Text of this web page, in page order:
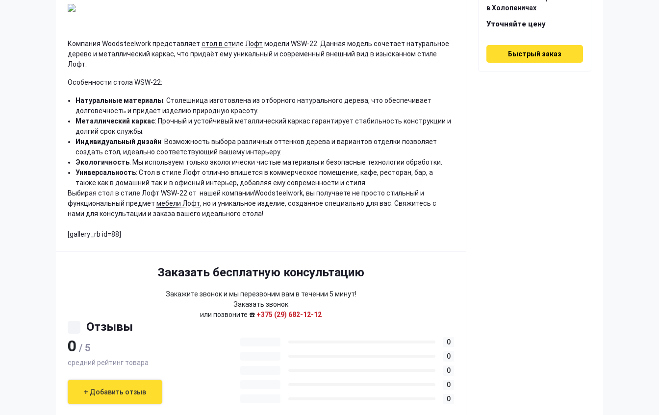
Компания Woodsteelwork представляет стол в стиле Лофт модели WSW-22. Данная модель сочетает натуральное
дерево и металлический каркас, что придаёт ему уникальный и современный внешний вид в изысканном стиле
Лофт.
Особенности стола WSW-22:
Натуральные материалы: Столешница изготовлена из отборного натурального дерева, что обеспечивает
долговечность и придаёт изделию природную красоту.
Металлический каркас: Прочный и устойчивый металлический каркас гарантирует стабильность конструкции и
долгий срок службы.
Индивидуальный дизайн: Возможность выбора различных оттенков дерева и вариантов отделки позволяет
создать стол, идеально соответствующий вашему интерьеру.
Экологичность: Мы используем только экологически чистые материалы и безопасные технологии обработки.
Универсальность: Стол в стиле Лофт отлично впишется в коммерческое помещение, кафе, ресторан, бар, а
также как в домашний так и в офисный интерьер, добавляя ему современности и стиля.
Выбирая стол в стиле Лофт WSW-22 от нашей компанииWoodsteelwork, вы получаете не просто стильный и
функциональный предмет мебели Лофт, но и уникальное изделие, созданное специально для вас. Свяжитесь с
нами для консультации и заказа вашего идеального стола!
[gallery_rb id=88]
Заказать бесплатную консультацию
Закажите звонок и мы перезвоним вам в течении 5 минут!
Заказать звонок
или позвоните ☎️ +375 (29) 682-12-12
Отзывы
0 / 5
средний рейтинг товара
+ Добавить отзыв
0
0
0
0
0
в Холопеничах
Уточняйте цену
Быстрый заказ